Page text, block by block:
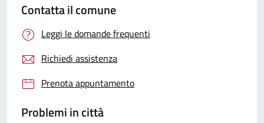
Contatta il comune
Leggi le domande frequenti
Richiedi assistenza
Prenota appuntamento
Problemi in città